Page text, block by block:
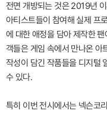
전면 개방되는 것은 2019년
아티스트들이 참여해 실제 프
에 대한 애정을 담아 제작한
객들은 게임 속에서 만나온 아
작성이 담긴 작품들을 디지털
수 있다.
특히 이번 전시에서는 넥슨코